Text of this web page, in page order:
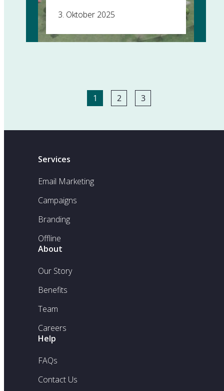
3. Oktober 2025
1 2 3
Services
Email Marketing
Campaigns
Branding
Offline
About
Our Story
Benefits
Team
Careers
Help
FAQs
Contact Us